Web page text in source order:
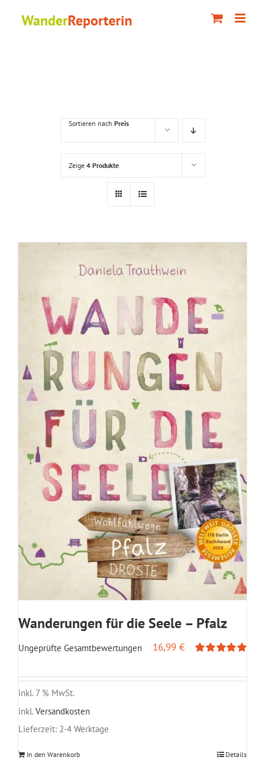
Inhalt
Sortieren nach Preis
Zeige 4 Produkte
Wanderungen für die Seele – Pfalz
5
Ungeprüfte Gesamtbewertungen 16,99€
inkl. 7 % MwSt.
inkl.Versandkosten
Lieferzeit: 2-4 Werktage
In den Warenkorb Details